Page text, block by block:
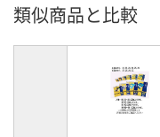
類似商品と比較